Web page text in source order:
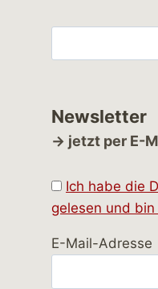
Newsletter
→ jetzt per E-
Ich habe die
gelesen und
E-Mail-Adresse